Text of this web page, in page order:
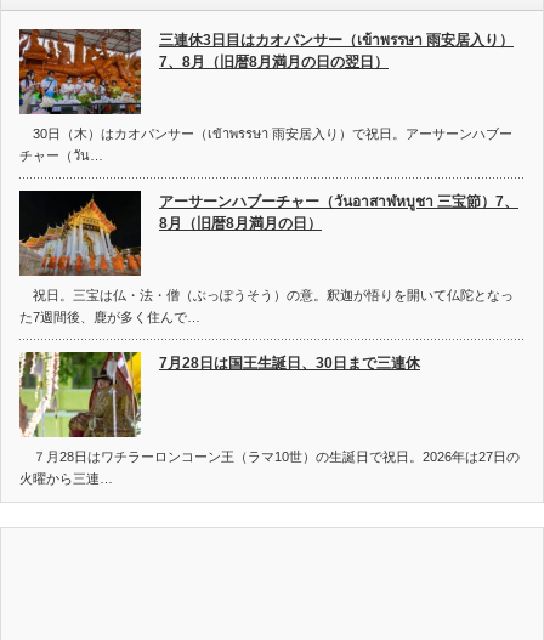
三連休3日目はカオパンサー（เข้าพรรษา 雨安居入り）
7、8月（旧暦8月満月の日の翌日）
30日（木）はカオパンサー（เข้าพรรษา 雨安居入り）で祝日。アーサーンハブー
チャー（วัน…
アーサーンハブーチャー（วันอาสาฬหบูชา 三宝節）7、
8月（旧暦8月満月の日）
祝日。三宝は仏・法・僧（ぶっぽうそう）の意。釈迦が悟りを開いて仏陀となっ
た7週間後、鹿が多く住んで…
7月28日は国王生誕日、30日まで三連休
７月28日はワチラーロンコーン王（ラマ10世）の生誕日で祝日。2026年は27日の
火曜から三連…